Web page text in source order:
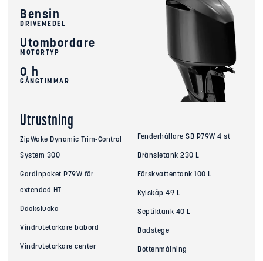
Bensin
DRIVEMEDEL
Utombordare
MOTORTYP
0 h
GÅNGTIMMAR
Utrustning
ZipWake Dynamic Trim-Control
System 300
Gardinpaket P79W för
extended HT
Däckslucka
Vindrutetorkare babord
Vindrutetorkare center
Fenderhållare SB P79W 4 st
Bränsletank 230 L
Färskvattentank 100 L
Kylskåp 49 L
Septiktank 40 L
Badstege
Bottenmålning